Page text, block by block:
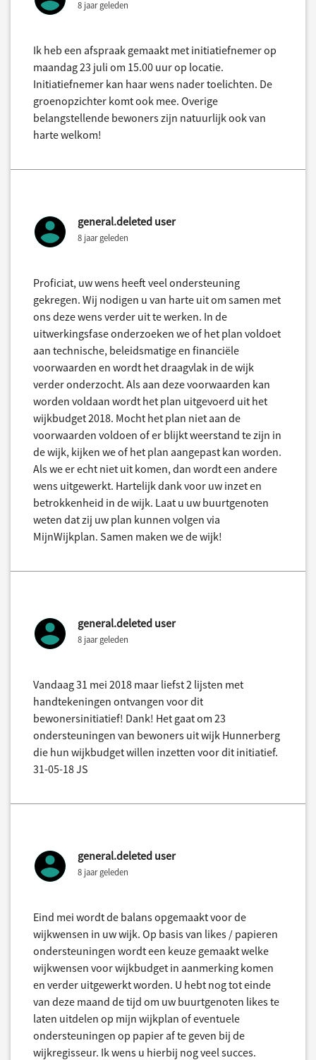
8 jaar geleden
Ik heb een afspraak gemaakt met initiatiefnemer op
maandag 23 juli om 15.00 uur op locatie.
Initiatiefnemer kan haar wens nader toelichten. De
groenopzichter komt ook mee. Overige
belangstellende bewoners zijn natuurlijk ook van
harte welkom!
general.deleted user
8 jaar geleden
Proficiat, uw wens heeft veel ondersteuning
gekregen. Wij nodigen u van harte uit om samen met
ons deze wens verder uit te werken. In de
uitwerkingsfase onderzoeken we of het plan voldoet
aan technische, beleidsmatige en financiële
voorwaarden en wordt het draagvlak in de wijk
verder onderzocht. Als aan deze voorwaarden kan
worden voldaan wordt het plan uitgevoerd uit het
wijkbudget 2018. Mocht het plan niet aan de
voorwaarden voldoen of er blijkt weerstand te zijn in
de wijk, kijken we of het plan aangepast kan worden.
Als we er echt niet uit komen, dan wordt een andere
wens uitgewerkt. Hartelijk dank voor uw inzet en
betrokkenheid in de wijk. Laat u uw buurtgenoten
weten dat zij uw plan kunnen volgen via
MijnWijkplan. Samen maken we de wijk!
general.deleted user
8 jaar geleden
Vandaag 31 mei 2018 maar liefst 2 lijsten met
handtekeningen ontvangen voor dit
bewonersinitiatief! Dank! Het gaat om 23
ondersteuningen van bewoners uit wijk Hunnerberg
die hun wijkbudget willen inzetten voor dit initiatief.
31-05-18 JS
general.deleted user
8 jaar geleden
Eind mei wordt de balans opgemaakt voor de
wijkwensen in uw wijk. Op basis van likes / papieren
ondersteuningen wordt een keuze gemaakt welke
wijkwensen voor wijkbudget in aanmerking komen
en verder uitgewerkt worden. U hebt nog tot einde
van deze maand de tijd om uw buurtgenoten likes te
laten uitdelen op mijn wijkplan of eventuele
ondersteuningen op papier af te geven bij de
wijkregisseur. Ik wens u hierbij nog veel succes.